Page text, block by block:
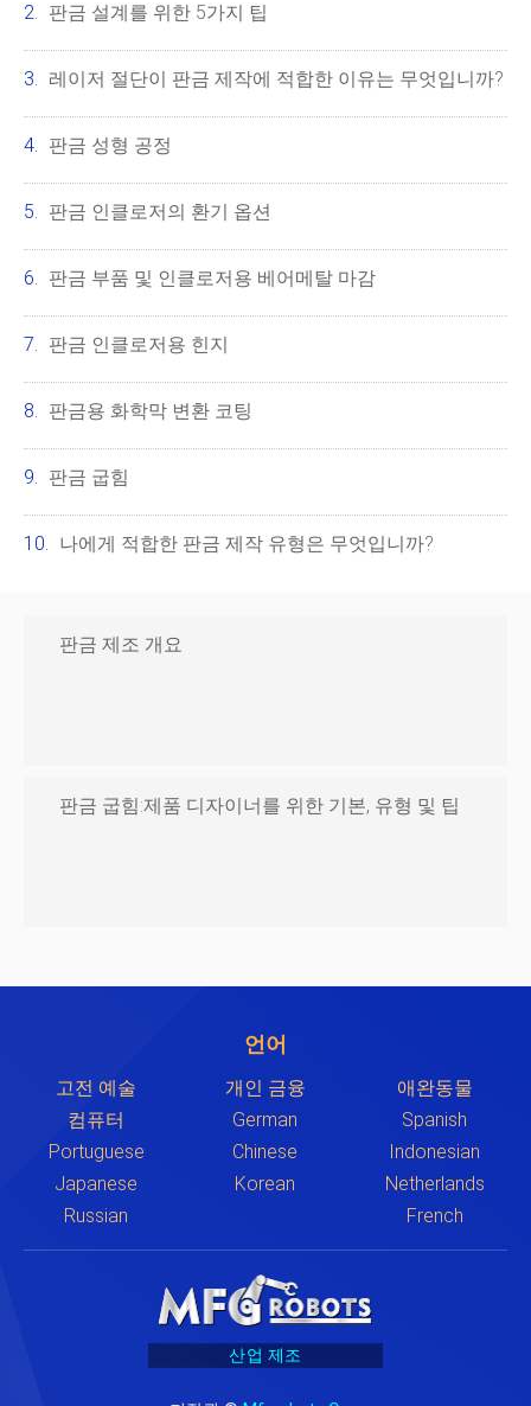
판금 설계를 위한 5가지 팁
레이저 절단이 판금 제작에 적합한 이유는 무엇입니까?
판금 성형 공정
판금 인클로저의 환기 옵션
판금 부품 및 인클로저용 베어메탈 마감
판금 인클로저용 힌지
판금용 화학막 변환 코팅
판금 굽힘
나에게 적합한 판금 제작 유형은 무엇입니까?
판금 제조 개요
판금 굽힘:제품 디자이너를 위한 기본, 유형 및 팁
언어
고전 예술 개인 금융
애완동물
컴퓨터
German
Spanish
Portuguese
Chinese
Indonesian
Japanese
Korean
Netherlands
Russian
French
산업 제조